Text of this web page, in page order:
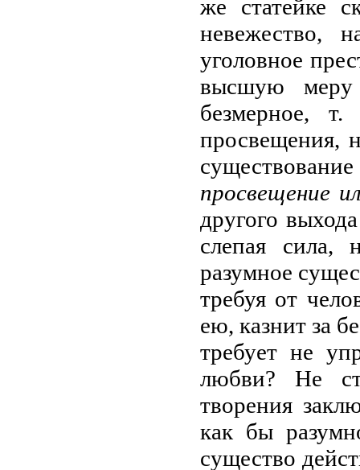
же статейке
невежество,
уголовное
высшую меру
безмерное,
просвещения,
просвещение
другого
слепая сила,
разумное
требуя от
ею, казнит за
требует не
любви? Не
творения
как бы
существо